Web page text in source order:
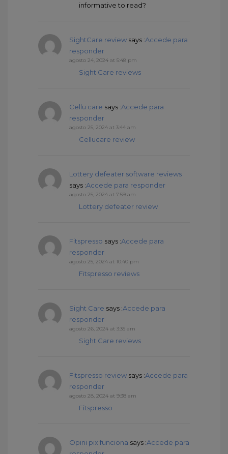
informative to read?
SightCare review says :Accede para
responder
agosto 24, 2024 at 5:48 pm
Sight Care reviews
Cellu care says :Accede para
responder
agosto 25, 2024 at 3:44 am
Cellucare review
Lottery defeater software reviews
says :Accede para responder
agosto 25, 2024 at 7:59 am
Lottery defeater review
Fitspresso says :Accede para
responder
agosto 25, 2024 at 10:40 pm
Fitspresso reviews
Sight Care says :Accede para
responder
agosto 26, 2024 at 3:35 am
Sight Care reviews
Fitspresso review says :Accede para
responder
agosto 28, 2024 at 9:38 am
Fitspresso
Opini pix funciona says :Accede para